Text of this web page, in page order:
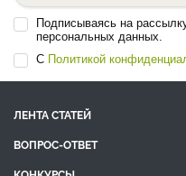
Подписываясь на
персональных данных.
С Политикой
ЛЕНТА СТАТЕЙ
ВОПРОС-ОТВЕТ